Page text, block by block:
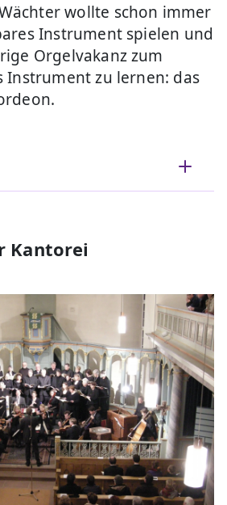
wollte schon immer
Instrument spielen und
Orgelvakanz zum
Instrument zu lernen: das
Kantorei